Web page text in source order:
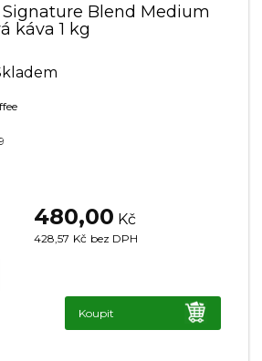
Signature Blend Medium
káva 1 kg
480,00 Kč
428,57 Kč bez DPH
Koupit